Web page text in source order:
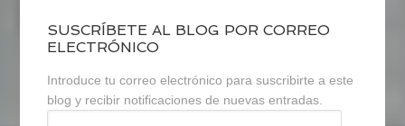
SUSCRÍBETE AL BLOG POR CORREO
ELECTRÓNICO
Introduce tu correo electrónico para suscribirte a este
blog y recibir notificaciones de nuevas entradas.